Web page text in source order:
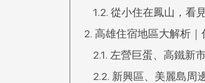
從小住在鳳山，看
高雄住宿地區大解析
左營巨蛋、高鐵新
新興區、美麗島周